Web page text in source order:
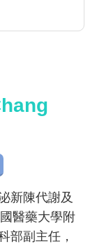
新陳代謝及
醫藥大學附
部副主任，